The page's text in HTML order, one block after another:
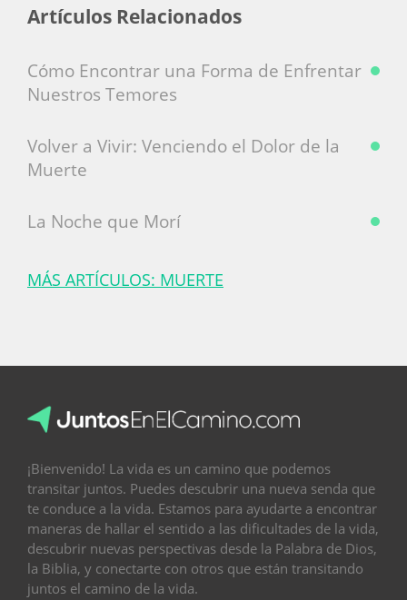
Artículos Relacionados
Cómo Encontrar una Forma de Enfrentar
Nuestros Temores
Volver a Vivir: Venciendo el Dolor de la
Muerte
La Noche que Morí
MÁS ARTÍCULOS: MUERTE
¡Bienvenido! La vida es un camino que podemos
transitar juntos. Puedes descubrir una nueva senda que
te conduce a la vida. Estamos para ayudarte a encontrar
maneras de hallar el sentido a las dificultades de la vida,
descubrir nuevas perspectivas desde la Palabra de Dios,
la Biblia, y conectarte con otros que están transitando
juntos el camino de la vida.